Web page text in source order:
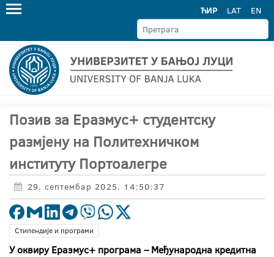
ЋИР LAT EN
Позив за Еразмус+ студентску
размјену на Политехничком
институту Портоалегре
29. септембар 2025. 14:50:37
Стипендије и програми
У оквиру Еразмус+ програма – Међународна кредитна